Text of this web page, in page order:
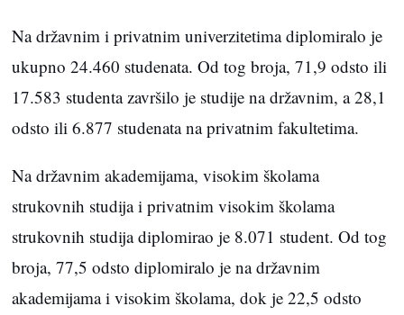
Na državnim i privatnim univerzitetima diplomiralo je
ukupno 24.460 studenata. Od tog broja, 71,9 odsto ili
17.583 studenta završilo je studije na državnim, a 28,1
odsto ili 6.877 studenata na privatnim fakultetima.
Na državnim akademijama, visokim školama
strukovnih studija i privatnim visokim školama
strukovnih studija diplomirao je 8.071 student. Od tog
broja, 77,5 odsto diplomiralo je na državnim
akademijama i visokim školama, dok je 22,5 odsto